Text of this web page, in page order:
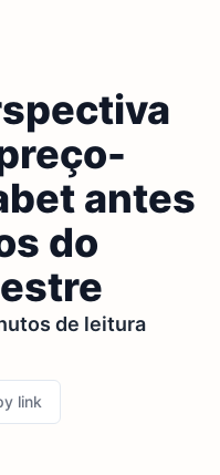
antes
do
de leitura
link